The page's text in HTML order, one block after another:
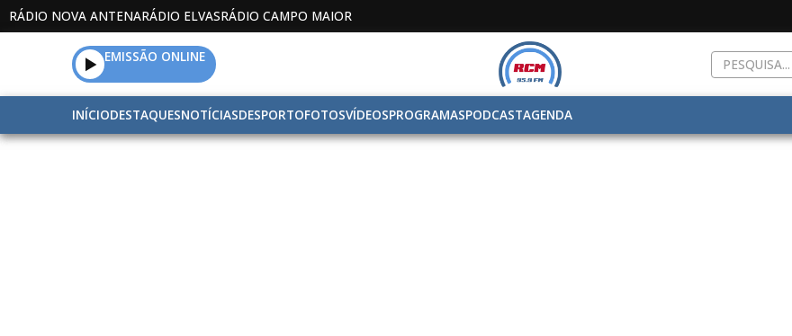
RÁDIO NOVA ANTENARÁDIO ELVASRÁDIO CAMPO MAIOR
EMISSÃO ONLINE
INÍCIODESTAQUESNOTÍCIASDESPORTOFOTOSVÍDEOSPROGRAMASPODCASTAGENDA